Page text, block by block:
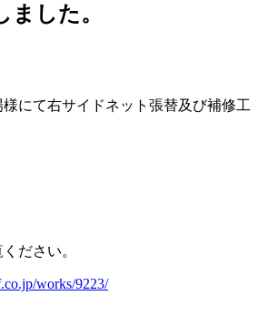
ました。
にて右サイドネット張替及び補修工
ださい。
works/9223/